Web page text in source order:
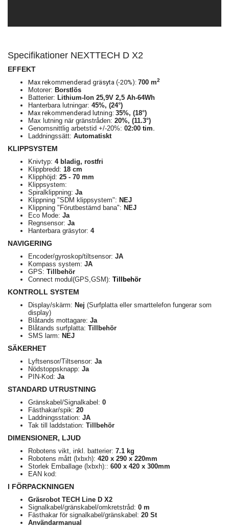
Specifikationer NEXTTECH D X2
EFFEKT
Max rekommenderad gräsyta (-20%): 700 m2
Motorer: Borstlös
Batterier: Lithium-Ion 25,9V 2,5 Ah-64Wh
Hanterbara lutningar: 45%, (24°)
Max rekommenderad lutning: 35%, (18°)
Max lutning när gränstråden: 20%, (11.3°)
Genomsnittlig arbetstid +/-20%: 02:00 tim.
Laddningssätt: Automatiskt
KLIPPSYSTEM
Knivtyp: 4 bladig, rostfri
Klippbredd: 18 cm
Klipphöjd: 25 - 70 mm
Klippsystem:
Spiralklippning: Ja
Klippning "SDM klippsystem": NEJ
Klippning "Förutbestämd bana": NEJ
Eco Mode: Ja
Regnsensor: Ja
Hanterbara gräsytor: 4
NAVIGERING
Encoder/gyroskop/tiltsensor: JA
Kompass system: JA
GPS: Tillbehör
Connect modul(GPS,GSM): Tillbehör
KONTROLL SYSTEM
Display/skärm: Nej (Surfplatta eller smarttelefon fungerar som
display)
Blåtands mottagare: Ja
Blåtands surfplatta: Tillbehör
SMS larm: NEJ
SÄKERHET
Lyftsensor/Tiltsensor: Ja
Nödstoppsknapp: Ja
PIN-Kod: Ja
STANDARD UTRUSTNING
Gränskabel/Signalkabel: 0
Fästhakar/spik: 20
Laddningsstation: JA
Tak till laddstation: Tillbehör
DIMENSIONER, LJUD
Robotens vikt, inkl. batterier: 7.1 kg
Robotens mått (lxbxh): 420 x 290 x 220mm
Storlek Emballage (lxbxh):: 600 x 420 x 300mm
EAN kod:
I FÖRPACKNINGEN
Gräsrobot TECH Line D X2
Signalkabel/gränskabel/omkretstråd: 0 m
Fästhakar för signalkabel/gränskabel: 20 St
Användarmanual